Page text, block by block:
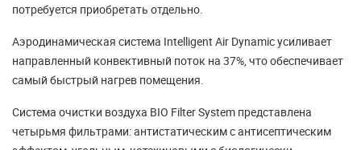
потребуется приобретать отдельно.
Аэродинамическая система Intelligent Air Dynamic усиливает
направленный конвективный поток на 37%, что обеспечивает
самый быстрый нагрев помещения.
Система очистки воздуха BIO Filter System представлена
четырьмя фильтрами: антистатическим с антисептическим